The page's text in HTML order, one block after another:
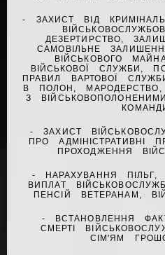
- ЗАХИСТ ВІД
ДЕЗЕРТИРСТВО,
САМОВІЛЬНЕ
ВІЙСЬКОВОГО
ВІЙСЬКОВОЇ СЛУЖБИ,
ПРАВИЛ ВАРТОВОЇ
В ПОЛОН,
З
- ЗАХИСТ
ПРО АДМІНІСТРАТИВНІ
ПРОХОДЖЕННЯ
- НАРАХУВАННЯ ПІЛЬГ,
ВИПЛАТ
ПЕНСІЙ ВЕТЕРАНАМ,
- ВСТАНОВЛЕННЯ
СМЕРТІ
СІМ'ЯМ